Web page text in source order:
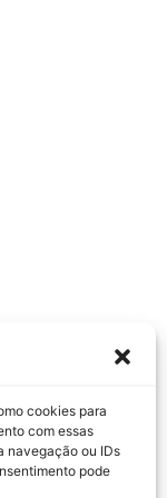
cookies para
com essas
navegação ou IDs
pode